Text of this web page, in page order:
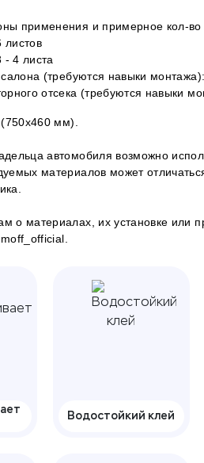
применения и примерное кол-
- 4 листа
(требуются навыки
отсека (требуются навыки
мм).
автомобиля возможно
материалов может
о материалах, их установке или
Водостойкий клей